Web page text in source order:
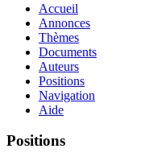
Accueil
Annonces
Thèmes
Documents
Auteurs
Positions
Navigation
Aide
Positions